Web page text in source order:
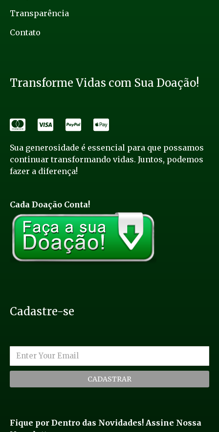
Transparência
Contato
Transforme Vidas com Sua Doação!
Sua generosidade é essencial para que possamos
continuar transformando vidas. Juntos, podemos
fazer a diferença!
Cada Doação Conta!
Cadastre-se
CADASTRAR
Fique por Dentro das Novidades! Assine Nossa